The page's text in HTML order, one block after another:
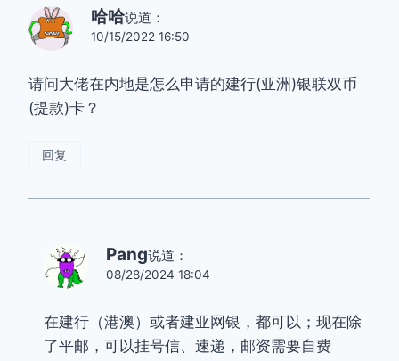
哈哈说道：
10/15/2022 16:50
请问大佬在内地是怎么申请的建行(亚洲)银联双币
(提款)卡？
回复
Pang说道：
08/28/2024 18:04
在建行（港澳）或者建亚网银，都可以；现在除
了平邮，可以挂号信、速递，邮资需要自费